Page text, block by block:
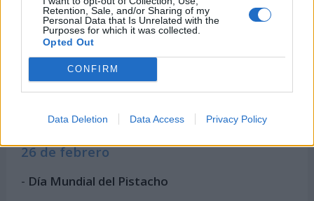
Retention, Sale, and/or Sharing of my
Personal Data that Is Unrelated with the
Purposes for which it was collected.
Opted Out
CONFIRM
Data Deletion Data Access Privacy Policy
24 de febrero
Día Mundial de la Esterilización Animal
25 de febrero
Día Internacional del Implante Coclear
26 de febrero
- Día Mundial del Pistacho